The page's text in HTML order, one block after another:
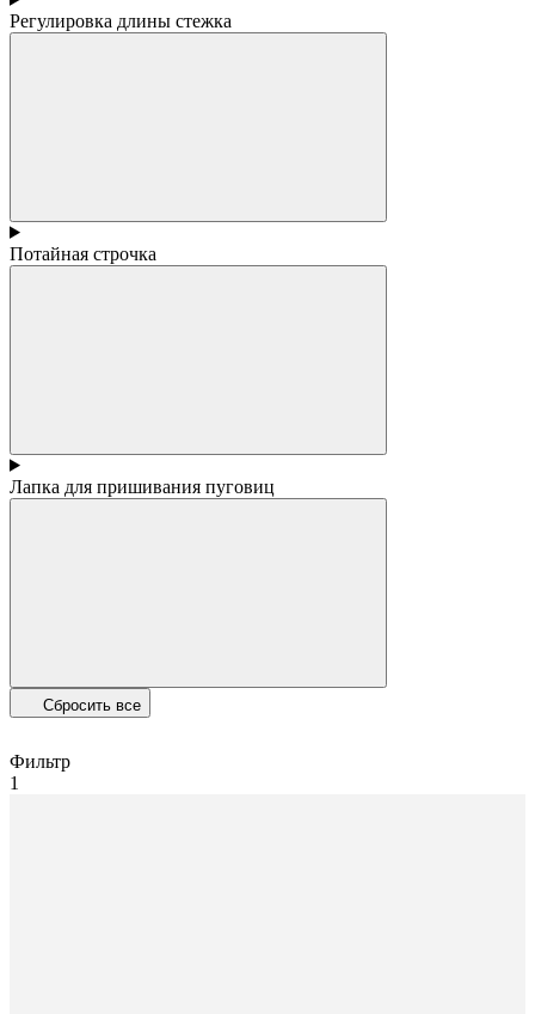
Регулировка длины стежка
Потайная строчка
Лапка для пришивания пуговиц
Сбросить все
Фильтр
1